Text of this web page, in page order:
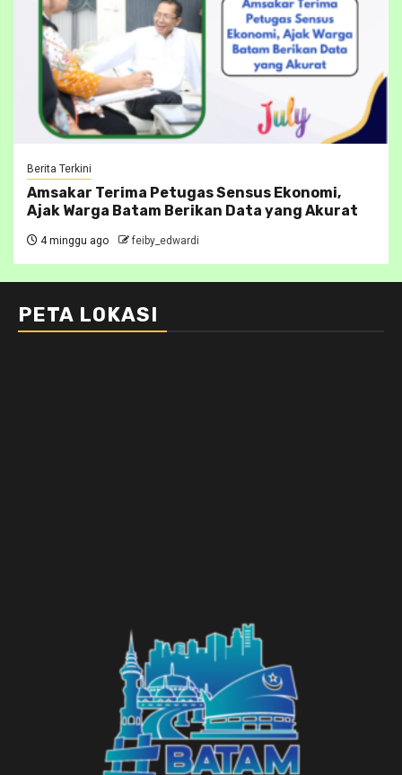
Berita Terkini
Amsakar Terima Petugas Sensus Ekonomi,
Ajak Warga Batam Berikan Data yang Akurat
4 minggu ago feiby_edwardi
PETA LOKASI